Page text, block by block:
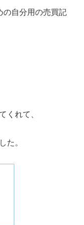
の自分用の売買記
れて、
。